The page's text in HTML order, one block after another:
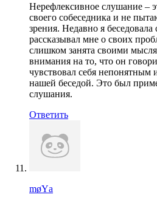
Нерефлексивное слушание –
своего собеседника и не
зрения. Недавно я беседовала
рассказывал мне о своих
слишком занята своими
внимания на то, что он
чувствовал себя непонятным
нашей беседой. Это был
слушания.
Ответить
møYа